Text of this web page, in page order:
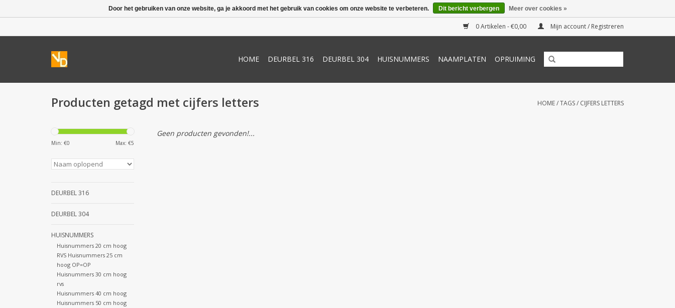
0 Artikelen - €0,00 Mijn account / Registreren
HOME DEURBEL 316 DEURBEL 304 HUISNUMMERS NAAMPLATEN OPRUIMING
Producten getagd met cijfers letters HOME/TAGS/ CIJFERS LETTERS
Min: €0 Max: €5
DEURBEL 316
DEURBEL 304
HUISNUMMERS
Huisnummers 20 cm hoog
RVS Huisnummers 25 cm
hoog OP=OP
Huisnummers 30 cm hoog
rvs
Huisnummers 40 cm hoog
Huisnummers 50 cm hoog
Geen producten gevonden!...
Door het gebruiken van onze website, ga je akkoord met het gebruik van cookies om onze website te verbeteren. Dit bericht verbergen Meer over cookies »